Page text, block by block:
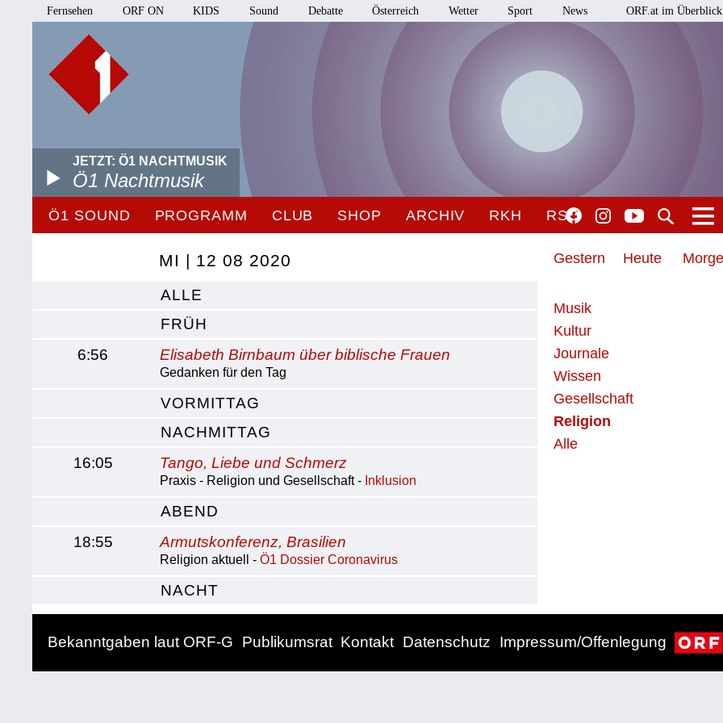
Fernsehen ORF ON KIDS Sound Debatte Österreich Wetter Sport News ORF.at im Überblick
JETZT: Ö1 NACHTMUSIK
Ö1 Nachtmusik
Ö1 SOUND PROGRAMM CLUB SHOP ARCHIV RKH RSO
Gestern Heute
Musik
Kultur
Journale
Wissen
Gesellschaft
Religion
Alle
MI | 12 08 2020
ALLE
FRÜH
6:56
Elisabeth Birnbaum über biblische Frauen
Gedanken für den Tag
VORMITTAG
NACHMITTAG
16:05
Tango, Liebe und Schmerz
Praxis - Religion und Gesellschaft - Inklusion
ABEND
18:55
Armutskonferenz, Brasilien
Religion aktuell -Ö1 Dossier Coronavirus
NACHT
Bekanntgaben laut ORF-G Publikumsrat Kontakt Datenschutz Impressum/Offenlegung